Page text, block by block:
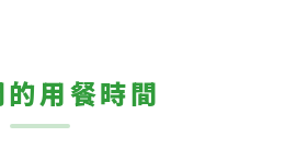
用餐時間